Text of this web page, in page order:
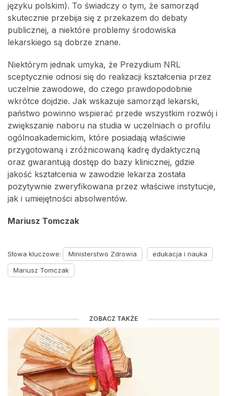
języku polskim). To świadczy o tym, że samorząd
skutecznie przebija się z przekazem do debaty
publicznej, a niektóre problemy środowiska
lekarskiego są dobrze znane.
Niektórym jednak umyka, że Prezydium NRL
sceptycznie odnosi się do realizacji kształcenia przez
uczelnie zawodowe, do czego prawdopodobnie
wkrótce dojdzie. Jak wskazuje samorząd lekarski,
państwo powinno wspierać przede wszystkim rozwój i
zwiększanie naboru na studia w uczelniach o profilu
ogólnoakademickim, które posiadają właściwie
przygotowaną i zróżnicowaną kadrę dydaktyczną
oraz gwarantują dostęp do bazy klinicznej, gdzie
jakość kształcenia w zawodzie lekarza została
pozytywnie zweryfikowana przez właściwe instytucje,
jak i umiejętności absolwentów.
Mariusz Tomczak
Słowa kluczowe: Ministerstwo Zdrowia
edukacja i nauka
Mariusz Tomczak
ZOBACZ TAKŻE